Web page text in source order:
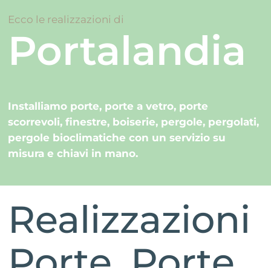
Ecco le realizzazioni di
Portalandia
Installiamo porte, porte a vetro, porte
scorrevoli, finestre, boiserie, pergole, pergolati,
pergole bioclimatiche con un servizio su
misura e chiavi in mano.
Realizzazioni